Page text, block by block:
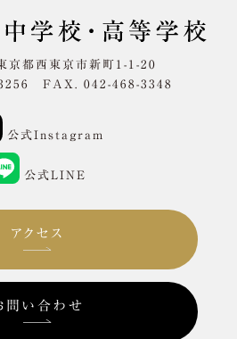
京都西東京市新町1-1-20
FAX. 042-468-3348
公式Instagram
公式LINE
アクセス
問い合わせ